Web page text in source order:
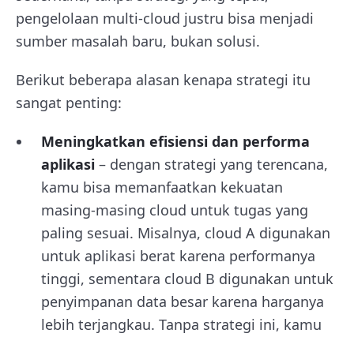
pengelolaan multi-cloud justru bisa menjadi
sumber masalah baru, bukan solusi.
Berikut beberapa alasan kenapa strategi itu
sangat penting:
Meningkatkan efisiensi dan performa
aplikasi – dengan strategi yang terencana,
kamu bisa memanfaatkan kekuatan
masing-masing cloud untuk tugas yang
paling sesuai. Misalnya, cloud A digunakan
untuk aplikasi berat karena performanya
tinggi, sementara cloud B digunakan untuk
penyimpanan data besar karena harganya
lebih terjangkau. Tanpa strategi ini, kamu